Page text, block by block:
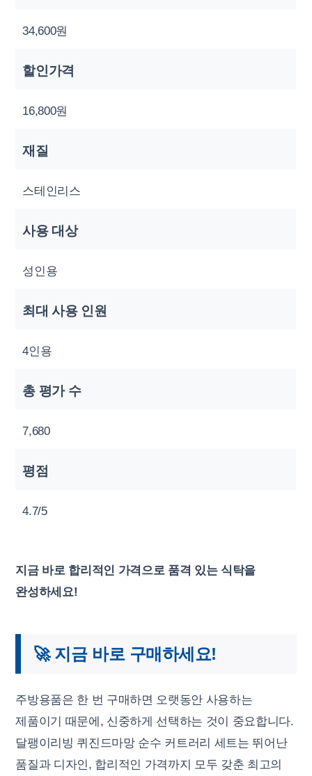
34,600원
할인가격
16,800원
재질
스테인리스
사용 대상
성인용
최대 사용 인원
4인용
총 평가 수
7,680
평점
4.7/5
지금 바로 합리적인 가격으로 품격 있는 식탁을
완성하세요!
🚀 지금 바로 구매하세요!
주방용품은 한 번 구매하면 오랫동안 사용하는
제품이기 때문에, 신중하게 선택하는 것이 중요합니다.
달팽이리빙 퀴진드마망 순수 커트러리 세트는 뛰어난
품질과 디자인, 합리적인 가격까지 모두 갖춘 최고의